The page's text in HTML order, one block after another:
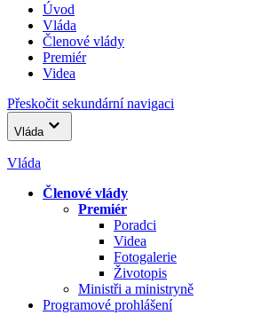
Úvod
Vláda
Členové vlády
Premiér
Videa
Přeskočit sekundární navigaci
Vláda
Vláda
Členové vlády
Premiér
Poradci
Videa
Fotogalerie
Životopis
Ministři a ministryně
Programové prohlášení